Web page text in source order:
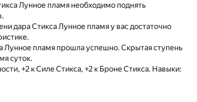
Лунное пламя необходимо поднять
дара Стикса Лунное пламя у вас достаточно
Лунное пламя прошла успешно. Скрытая ступень
суток.
+2 к Силе Стикса, +2 к Броне Стикса. Навыки: